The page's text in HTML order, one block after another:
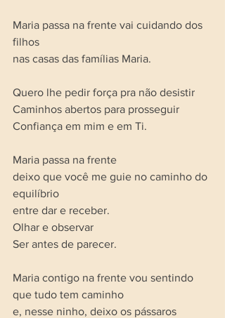
Maria passa na frente vai cuidando dos
filhos
nas casas das famílias Maria.
Quero lhe pedir força pra não desistir
Caminhos abertos para prosseguir
Confiança em mim e em Ti.
Maria passa na frente
deixo que você me guie no caminho do
equilíbrio
entre dar e receber.
Olhar e observar
Ser antes de parecer.
Maria contigo na frente vou sentindo
que tudo tem caminho
e, nesse ninho, deixo os pássaros